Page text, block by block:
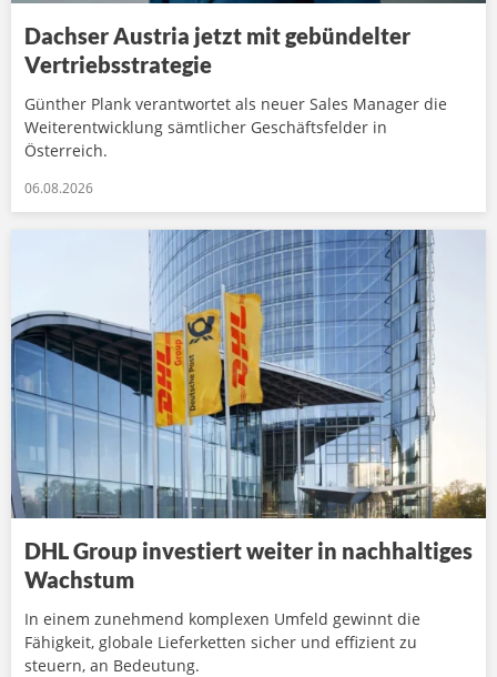
Dachser Austria jetzt mit gebündelter
Vertriebsstrategie
Günther Plank verantwortet als neuer Sales Manager die
Weiterentwicklung sämtlicher Geschäftsfelder in
Österreich.
06.08.2026
DHL Group investiert weiter in nachhaltiges
Wachstum
In einem zunehmend komplexen Umfeld gewinnt die
Fähigkeit, globale Lieferketten sicher und effizient zu
steuern, an Bedeutung.